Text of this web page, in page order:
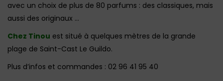
avec un choix de plus de 80 parfums : des classiques, mais
aussi des originaux …
Chez Tinou est situé à quelques mètres de la grande
plage de Saint-Cast Le Guildo.
Plus d’infos et commandes : 02 96 41 95 40